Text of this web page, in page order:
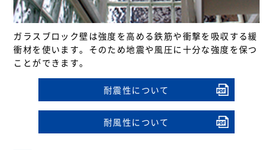
ガラスブロック壁は強度を高める鉄筋や衝撃を吸収する緩
衝材を使います。そのため地震や風圧に十分な強度を保つ
ことができます。
耐震性について
耐風性について